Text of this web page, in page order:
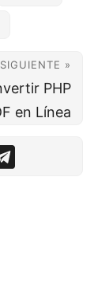
»
PHP
en Línea